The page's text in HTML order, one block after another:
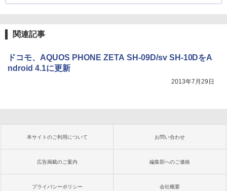
関連記事
ドコモ、AQUOS PHONE ZETA SH-09D/sv SH-10DをA
ndroid 4.1に更新
2013年7月29日
本サイトのご利用について お問い合わせ
広告掲載のご案内 編集部へのご連絡
プライバシーポリシー 会社概要